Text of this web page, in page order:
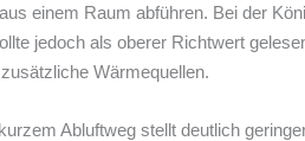
einem Raum abführen. Bei der
jedoch als oberer Richtwert
Wärmequellen.
Abluftweg stellt deutlich